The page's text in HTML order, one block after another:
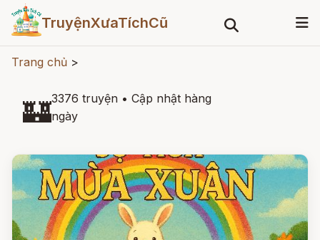
TruyệnXưaTíchCũ
Trang chủ >
🏰3376 truyện • Cập nhật hàng
ngày